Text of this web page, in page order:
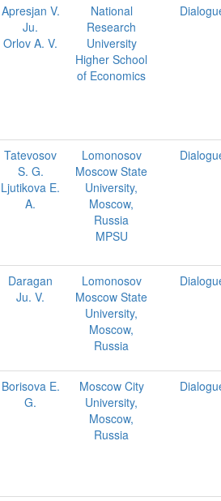
Apresjan V.
Ju.
Orlov A. V.
National
Research
University
Higher School
of Economics
Tatevosov
S. G.
Ljutikova E.
A.
Lomonosov
Moscow State
University,
Moscow,
Russia
MPSU
Daragan
Ju. V.
Lomonosov
Moscow State
University,
Moscow,
Russia
Borisova E.
G.
Moscow City
University,
Moscow,
Russia